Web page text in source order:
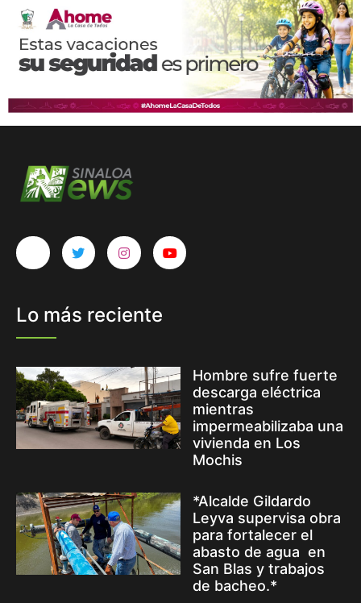
Lo más reciente
Hombre sufre fuerte
descarga eléctrica
mientras
impermeabilizaba una
vivienda en Los
Mochis
*Alcalde Gildardo
Leyva supervisa obra
para fortalecer el
abasto de agua en
San Blas y trabajos
de bacheo.*